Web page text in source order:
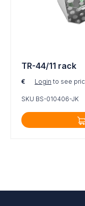
TR-44/11 rack
€ Login to see
SKU BS-010406-JK